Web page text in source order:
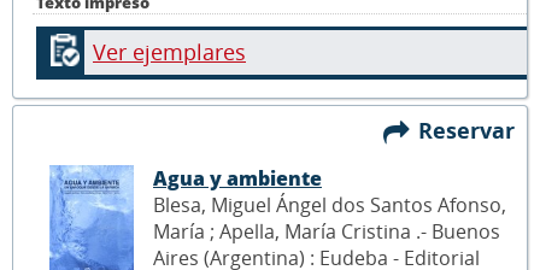
Ver ejemplares
Reservar
Agua y ambiente
Blesa, Miguel Ángel dos Santos Afonso,
María ; Apella, María Cristina .- Buenos
Aires (Argentina) : Eudeba - Editorial